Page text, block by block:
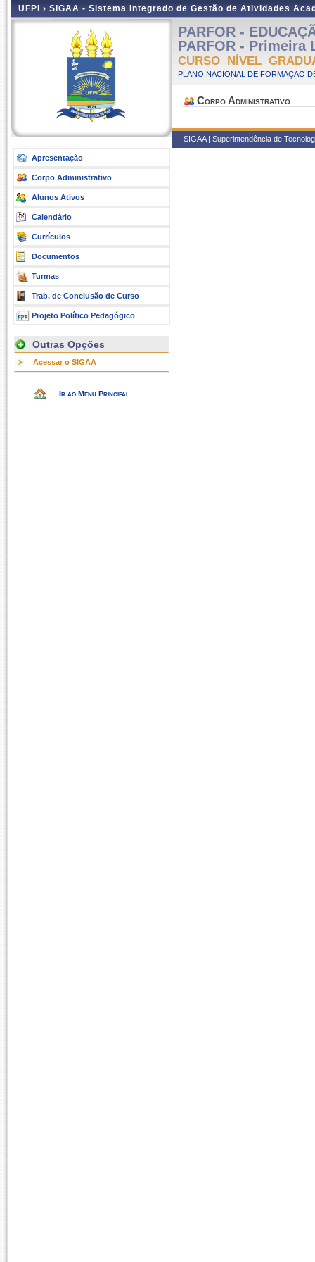
UFPI › SIGAA - Sistema Integrado de Gestão de Atividades
Apresentação
Corpo Administrativo
Alunos Ativos
Calendário
Currículos
Documentos
Turmas
Trab. de Conclusão de Curso
Projeto Político Pedagógico
Outras Opções
Acessar o SIGAA
Ir ao Menu Principal
PARFOR -
PARFOR - Primeira
CURSO NÍVEL
PLANO NACIONAL DE FORMAÇAO
Corpo Administrativo
SIGAA | Superintendência de